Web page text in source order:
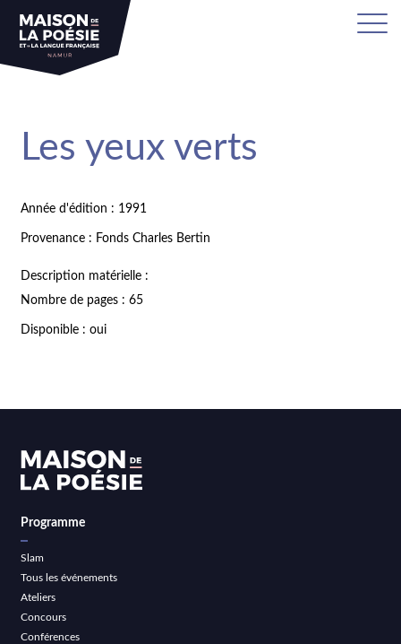
Les yeux verts
Année d'édition : 1991
Provenance : Fonds Charles Bertin
Description matérielle :
Nombre de pages : 65
Disponible : oui
Programme
Slam
Tous les événements
Ateliers
Concours
Conférences